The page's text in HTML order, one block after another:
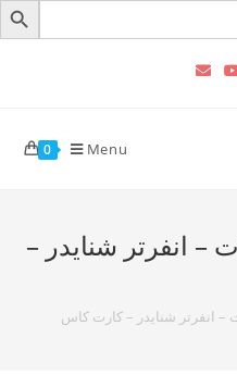
0 Menu
– 6 وقفات – انفرتر شنايدر –